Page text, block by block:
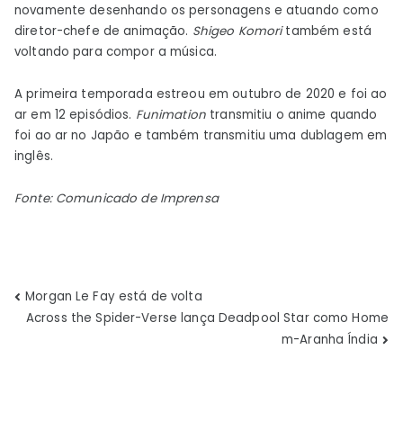
novamente desenhando os personagens e atuando como
diretor-chefe de animação. Shigeo Komoritambém está
voltando para compor a música.
A primeira temporada estreou em outubro de 2020 e foi ao
ar em 12 episódios. Funimation transmitiu o anime quando
foi ao ar no Japão e também transmitiu uma dublagem em
inglês.
Fonte: Comunicado de Imprensa
Navegação
Morgan Le Fay está de volta
Across the Spider-Verse lança Deadpool Star como Home
m-Aranha Índia